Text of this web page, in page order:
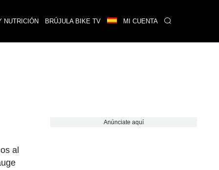
NUTRICIÓN BRÚJULA BIKE TV MI CUENTA
al
Anúnciate aquí